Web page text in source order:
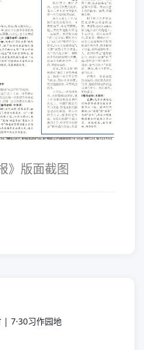
》版面截图
| 7·30习作园地